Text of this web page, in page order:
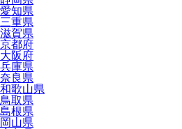
愛知県
三重県
滋賀県
京都府
大阪府
兵庫県
奈良県
和歌山県
鳥取県
島根県
岡山県